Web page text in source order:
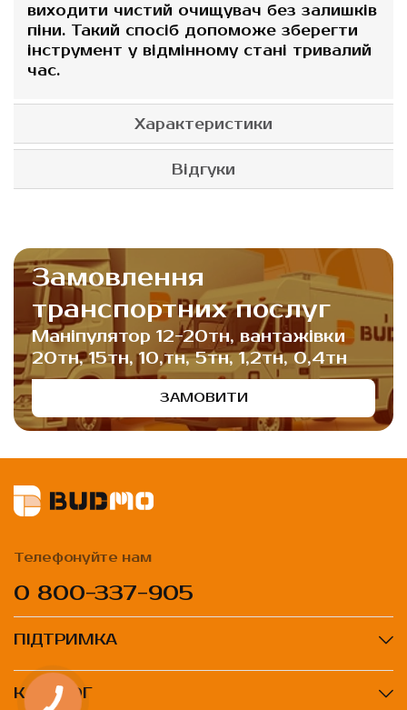
виходити чистий очищувач без залишків
піни. Такий спосіб допоможе зберегти
інструмент у відмінному стані тривалий
час.
Характеристики
Відгуки
Замовлення
транспортних послуг
Маніпулятор 12-20тн, вантажівки
20тн, 15тн, 10,тн, 5тн, 1,2тн, 0,4тн
ЗАМОВИТИ
Телефонуйте нам
0 800-337-905
ПІДТРИМКА
КАТАЛОГ